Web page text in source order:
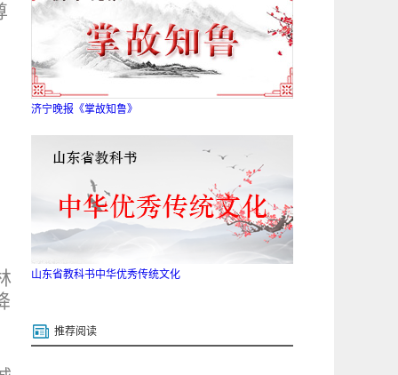
济宁晚报《掌故知鲁》
山东省教科书中华优秀传统文化
推荐阅读